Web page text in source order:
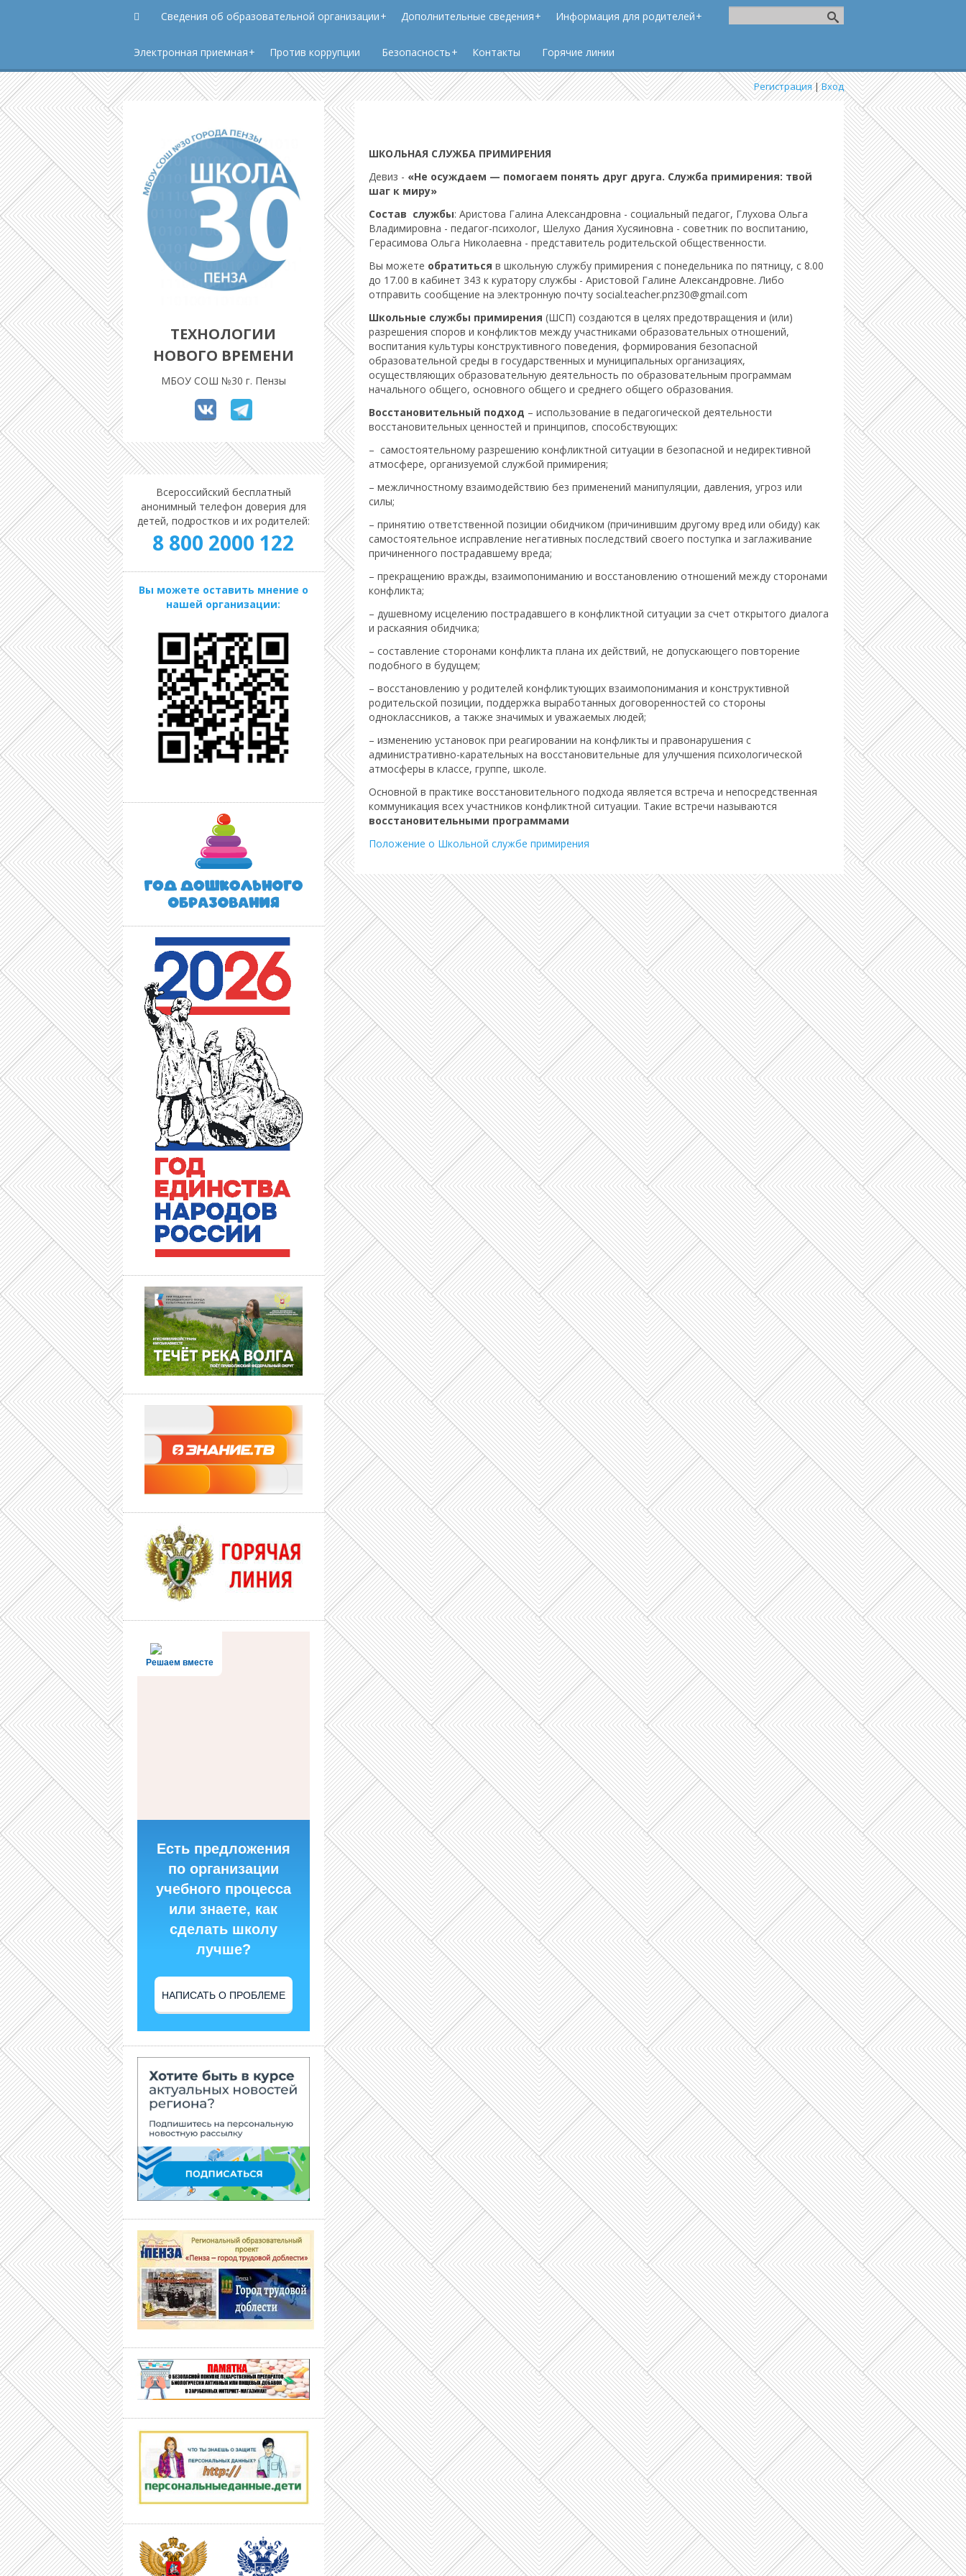
Сведения об образовательной организации Дополнительные сведения Информация для родителей
Электронная приемная Против коррупции Безопасность Контакты Горячие линии
Регистрация|Вход
ТЕХНОЛОГИИ
НОВОГО ВРЕМЕНИ
МБОУ СОШ №30 г. Пензы
ШКОЛЬНАЯ СЛУЖБА ПРИМИРЕНИЯ
Девиз - «Не осуждаем — помогаем понять друг друга. Служба примирения: твой
шаг к миру»
Состав службы: Аристова Галина Александровна - социальный педагог, Глухова Ольга
Владимировна - педагог-психолог, Шелухо Дания Хусяиновна - советник по воспитанию,
Герасимова Ольга Николаевна - представитель родительской общественности.
Вы можете обратиться в школьную службу примирения с понедельника по пятницу, с 8.00
до 17.00 в кабинет 343 к куратору службы - Аристовой Галине Александровне. Либо
отправить сообщение на электронную почту social.teacher.pnz30@gmail.com
Школьные службы примирения (ШСП) создаются в целях предотвращения и (или)
разрешения споров и конфликтов между участниками образовательных отношений,
воспитания культуры конструктивного поведения, формирования безопасной
образовательной среды в государственных и муниципальных организациях,
осуществляющих образовательную деятельность по образовательным программам
начального общего, основного общего и среднего общего образования.
Восстановительный подход – использование в педагогической деятельности
восстановительных ценностей и принципов, способствующих:
– самостоятельному разрешению конфликтной ситуации в безопасной и недирективной
атмосфере, организуемой службой примирения;
– межличностному взаимодействию без применений манипуляции, давления, угроз или
силы;
– принятию ответственной позиции обидчиком (причинившим другому вред или обиду) как
самостоятельное исправление негативных последствий своего поступка и заглаживание
причиненного пострадавшему вреда;
– прекращению вражды, взаимопониманию и восстановлению отношений между сторонами
конфликта;
– душевному исцелению пострадавшего в конфликтной ситуации за счет открытого диалога
и раскаяния обидчика;
– составление сторонами конфликта плана их действий, не допускающего повторение
подобного в будущем;
– восстановлению у родителей конфликтующих взаимопонимания и конструктивной
родительской позиции, поддержка выработанных договоренностей со стороны
одноклассников, а также значимых и уважаемых людей;
– изменению установок при реагировании на конфликты и правонарушения с
административно-карательных на восстановительные для улучшения психологической
атмосферы в классе, группе, школе.
Основной в практике восстановительного подхода является встреча и непосредственная
коммуникация всех участников конфликтной ситуации. Такие встречи называются
восстановительными программами
Положение о Школьной службе примирения
Всероссийский бесплатный
анонимный телефон доверия для
детей, подростков и их родителей:
8 800 2000 122
Вы можете оставить мнение о
нашей организации:
Решаем вместе
Есть предложения
по организации
учебного процесса
или знаете, как
сделать школу
лучше?
НАПИСАТЬ О ПРОБЛЕМЕ